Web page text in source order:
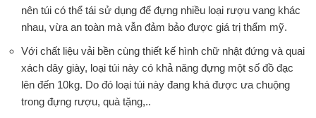
nên túi có thể tái sử dụng để đựng nhiều loại rượu vang khác
nhau, vừa an toàn mà vẫn đảm bảo được giá trị thẩm mỹ.
Với chất liệu vải bền cùng thiết kế hình chữ nhật đứng và quai
xách dây giày, loại túi này có khả năng đựng một số đồ đạc
lên đến 10kg. Do đó loại túi này đang khá được ưa chuộng
trong đựng rượu, quà tặng,..